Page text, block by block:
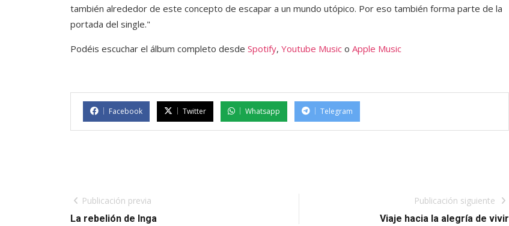
también alrededor de este concepto de escapar a un mundo utópico. Por eso también forma parte de la
portada del single."
Podéis escuchar el álbum completo desde Spotify, Youtube Music o Apple Music
Facebook Twitter Whatsapp Telegram
Publicación previa
La rebelión de Inga
Publicación siguiente
Viaje hacia la alegría de vivir